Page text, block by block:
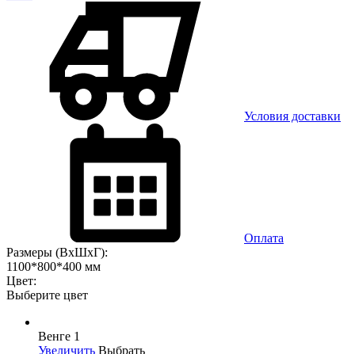
Условия доставки
Оплата
Размеры (ВхШхГ):
1100*800*400 мм
Цвет:
Выберите цвет
Венге 1
Увеличить Выбрать